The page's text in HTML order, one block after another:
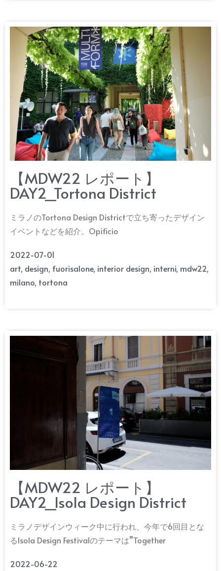
【MDW22 レポート】
DAY2_Tortona District
ミラノのTortona Design Districtで立ち寄ったデザイン
イベントなどを紹介。Opificio
2022-07-01
art, design, fuorisalone, interior design, interni, mdw22,
milano, tortona
【MDW22 レポート】
DAY2_Isola Design District
ミラノデザインウィーク中に行われ、今年で6回目とな
るIsola Design Festivalのテーマは”Together
2022-06-22